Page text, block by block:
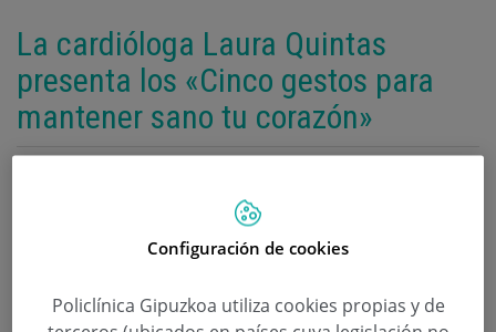
La cardióloga Laura Quintas
presenta los «Cinco gestos para
mantener sano tu corazón»
Casa Cultural de Portalea
patologías cardiacas
tabaquismo
Policlínica Gipuzkoa inaugura una nueva edición de
Configuración de cookies
Policlínica Gipuzkoa utiliza cookies propias y de